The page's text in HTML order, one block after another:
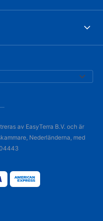
av EasyTerra B.V. och är
Nederländerna, med